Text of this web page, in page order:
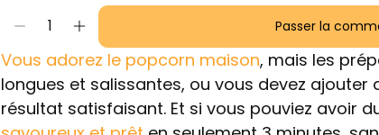
1
Vous adorez le popcorn maison, mais les
longues et salissantes, ou vous devez ajouter
résultat satisfaisant. Et si vous pouviez avoir